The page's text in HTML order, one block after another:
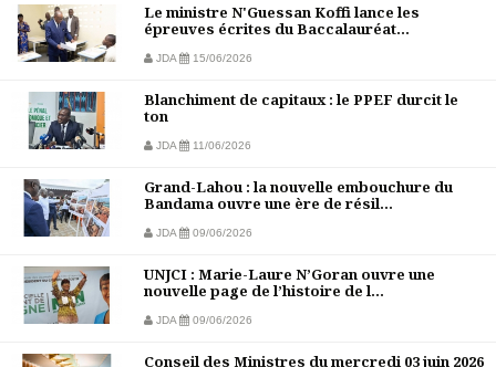
Le ministre N'Guessan Koffi lance les
épreuves écrites du Baccalauréat...
JDA 15/06/2026
Blanchiment de capitaux : le PPEF durcit le
ton
JDA 11/06/2026
Grand-Lahou : la nouvelle embouchure du
Bandama ouvre une ère de résil...
JDA 09/06/2026
UNJCI : Marie-Laure N’Goran ouvre une
nouvelle page de l’histoire de l...
JDA 09/06/2026
Conseil des Ministres du mercredi 03 juin 2026